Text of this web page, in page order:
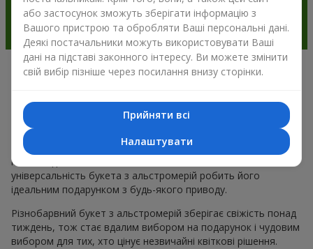
Чому варто вибрати букет з
альстромерії в м.Іл'їнці
Альстромерія квітка — це ніжність і естетика в одному
букеті. Чарівні кольори пелюсток і незвична форма ніжних
квітів подобається багатьом
універсальність букета з альстромерій робить його
ідеальним подарунком з будь-якого приводу.
Різнобарвний букет з альстромерій зберігає свіжість понад
тиждень, тож стає вдалим вибором на подарунок і чудовим
вибором для тих, хто цінує незвичайні квіткові рішення.
або застосунок зможуть зберігати інформацію з
Вашого пристрою та обробляти Ваші персональні дані.
Деякі постачальники можуть використовувати Ваші
дані на підставі законного інтересу. Ви можете змінити
свій вибір пізніше через посилання внизу сторінки.
Прийняти всі
Налаштувати